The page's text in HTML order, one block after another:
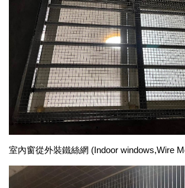
室內窗從外裝鐵絲網 (Indoor windows,Wire